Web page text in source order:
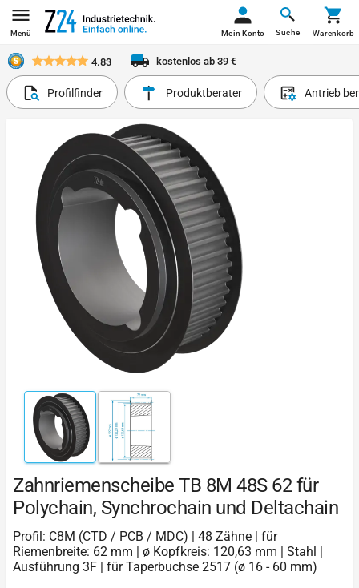
Menü Suche
Mein Konto Warenkorb
4.83 kostenlos ab 39 €
Profilfinder Produktberater Antrieb
Zahnriemenscheibe TB 8M 48S 62 für
Polychain, Synchrochain und Deltachain
Profil: C8M (CTD / PCB / MDC) | 48 Zähne | für
Riemenbreite: 62 mm | ø Kopfkreis: 120,63 mm | Stahl |
Ausführung 3F | für Taperbuchse 2517 (ø 16 - 60 mm)